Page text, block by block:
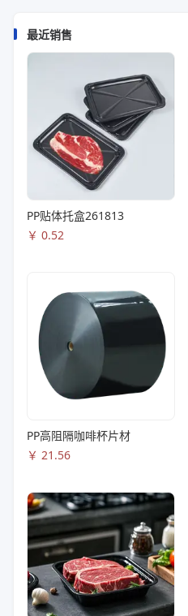
最近销售
PP贴体托盒261813
￥ 0.52
PP高阻隔咖啡杯片材
￥ 21.56